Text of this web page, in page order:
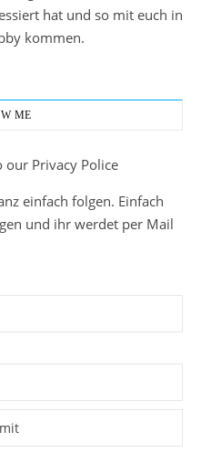
hat und so mit euch in
kommen.
ME
our Privacy Police
einfach folgen. Einfach
und ihr werdet per Mail